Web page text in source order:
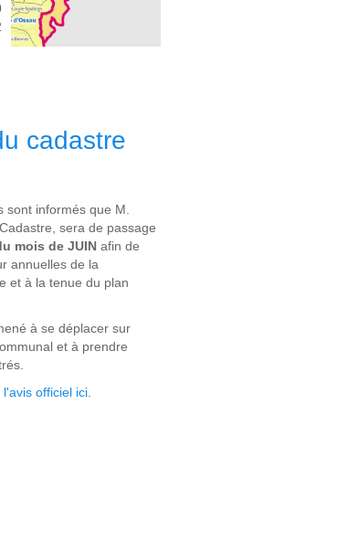
cadastre
sont informés que M.
sera de passage
mois de JUIN afin de
annuelles de la
et à la tenue du plan
à se déplacer sur
et à prendre
officiel ici